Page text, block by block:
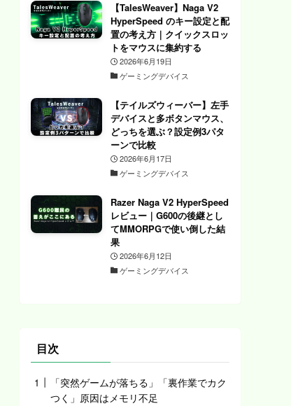
【TalesWeaver】Naga V2
HyperSpeed のキー設定と配
置の考え方｜クイックスロッ
トをマウスに集約する
2026年6月19日
ゲーミングデバイス
【テイルズウィーバー】左手
デバイスと多ボタンマウス、
どっちを選ぶ？設定例3パタ
ーンで比較
2026年6月17日
ゲーミングデバイス
Razer Naga V2 HyperSpeed
レビュー｜G600の後継とし
てMMORPGで使い倒した結
果
2026年6月12日
ゲーミングデバイス
目次
「突然ゲームが落ちる」「裏作業でカク
つく」原因はメモリ不足